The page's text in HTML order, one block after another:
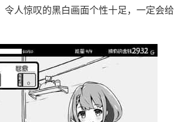
人惊叹的黑白画面个性十足，一定会给